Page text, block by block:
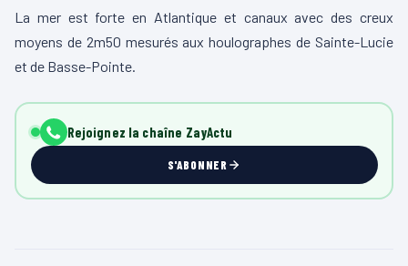
La mer est forte en Atlantique et canaux avec des creux
moyens de 2m50 mesurés aux houlographes de Sainte-Lucie
et de Basse-Pointe.
Rejoignez la chaîne ZayActu
S'ABONNER